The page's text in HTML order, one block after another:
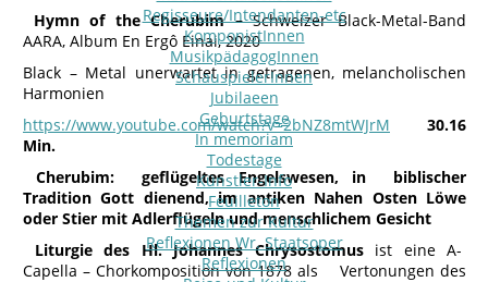
Regisseure/Intendanten-etc
KomponistInnen
MusikpädagogInnen
SchauspielerInnen
Jubilaeen
Geburtstage
In memoriam
Todestage
Künstler-Info
Feuilleton
Themen zur Kultur
Reflexionen Wr. Staatsoper
Reflexionen
Hymn of the Cherubim –Schweizer Black-Metal-Band
AARA, Album En Ergô Einai, 2020
Black – Metal unerwartet in getragenen, melancholischen
Harmonien
https://www.youtube.com/watch?v=2bNZ8mtWJrM
30.16
Min.
Cherubim: geflügeltes Engelswesen, in biblischer
Tradition Gott dienend, im antiken Nahen Osten Löwe
oder Stier mit Adlerflügeln und menschlichem Gesicht
Liturgie des Hl. Johannes Chrysostomus ist eine A-
Capella – Chorkomposition von 1878 als Vertonungen des